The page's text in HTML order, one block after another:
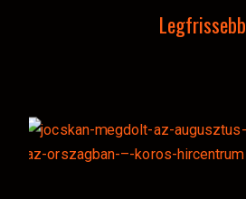
Legfrissebb